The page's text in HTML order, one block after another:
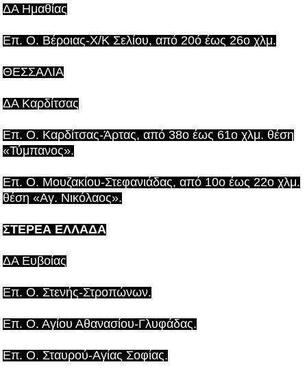
ΔΑ Ημαθίας
Επ. Ο. Βέροιας-Χ/Κ Σελίου, από 20ό έως 26ο χλμ.
ΘΕΣΣΑΛΙΑ
ΔΑ Καρδίτσας
Επ. Ο. Καρδίτσας-Άρτας, από 38ο έως 61ο χλμ. θέση
«Τύμπανος».
Επ. Ο. Μουζακίου-Στεφανιάδας, από 10ο έως 22ο χλμ.
θέση «Αγ. Νικόλαος».
ΣΤΕΡΕΑ ΕΛΛΑΔΑ
ΔΑ Ευβοίας
Επ. Ο. Στενής-Στροπώνων.
Επ. Ο. Αγίου Αθανασίου-Γλυφάδας.
Επ. Ο. Σταυρού-Αγίας Σοφίας.